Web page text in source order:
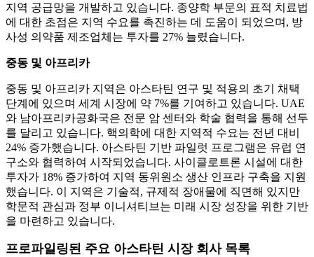
지역 공급망을 개발하고 있습니다. 종양학 부문의 표적 치료법
에 대한 초점은 지역 수요를 촉진하는 데 도움이 되었으며, 방
사성 의약품 제조업체는 투자를 27% 늘렸습니다.
중동 및 아프리카
중동 및 아프리카 지역은 아스타틴 연구 및 적용의 초기 채택
단계에 있으며 세계 시장에 약 7%를 기여하고 있습니다. UAE
와 남아프리카공화국은 전문 암 센터와 학술 협력을 통해 선두
를 달리고 있습니다. 핵의학에 대한 지역적 수요는 전년 대비
24% 증가했습니다. 아스타틴 기반 파일럿 프로그램은 유럽 연
구소와 협력하여 시작되었습니다. 사이클로트론 시설에 대한
투자가 18% 증가하여 지역 동위원소 생산 인프라 구축을 지원
했습니다. 이 지역은 기술적, 규제적 장애물에 직면해 있지만
학문적 관심과 정부 이니셔티브는 미래 시장 성장을 위한 기반
을 마련하고 있습니다.
프로파일링된 주요 아스타틴 시장 회사 목록